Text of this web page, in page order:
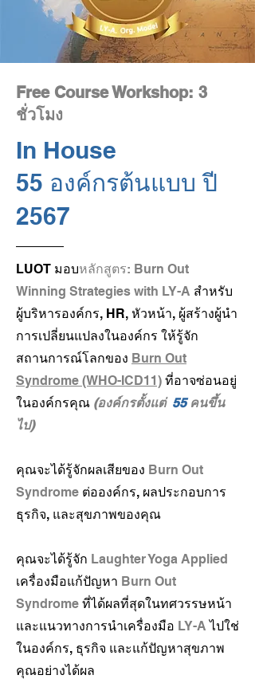
Free Course Workshop: 3
ชั่วโมง
In House
55 องค์กรต้นแบบ ปี
2567
LUOT มอบหลักสูตร: Burn Out
Winning Strategies with LY-A สำหรับ
ผู้บริหารองค์กร, HR, หัวหน้า, ผู้สร้างผู้นำ
การเปลี่ยนแปลงในองค์กร ให้รู้จัก
สถานการณ์โลกของ Burn Out
Syndrome (WHO-ICD11) ที่อาจซ่อนอยู่
ในองค์กรคุณ (องค์กรตั้งแต่ 55คนขึ้น
ไป)
คุณจะได้รู้จักผลเสียของ Burn Out
Syndrome ต่อองค์กร, ผลประกอบการ
ธุรกิจ, และสุขภาพของคุณ
คุณจะได้รู้จัก Laughter Yoga Applied
เครื่องมือแก้ปัญหา Burn Out
Syndrome ที่ได้ผลที่สุดในทศวรรษหน้า
และแนวทางการนำเครื่องมือ LY-A ไปใช่
ในองค์กร, ธุรกิจ และแก้ปัญหาสุขภาพ
คุณอย่างได้ผล